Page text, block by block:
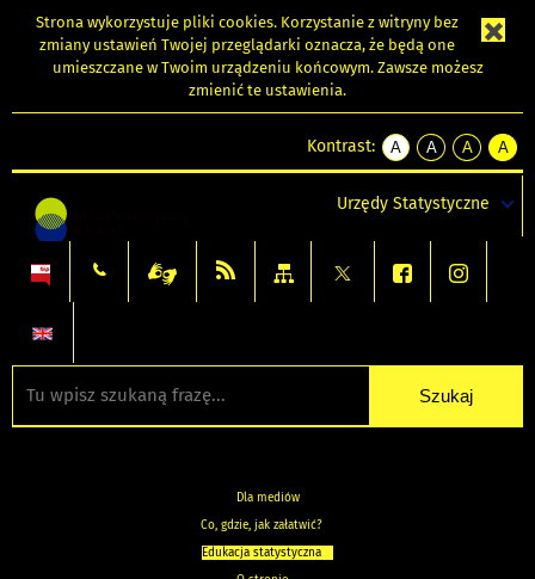
Strona wykorzystuje pliki cookies. Korzystanie z witryny bez
zmiany ustawień Twojej przeglądarki oznacza, że będą one
umieszczane w Twoim urządzeniu końcowym. Zawsze możesz
zmienić te ustawienia.
Kontrast:
A
kontrast
A
kontrast
tekst
czarnym
A
kontrast
tekst
czarnym
A
tekst
żółtym
Urzędy Statystyczne
Dla mediów
Co, gdzie, jak załatwić?
Edukacja statystyczna